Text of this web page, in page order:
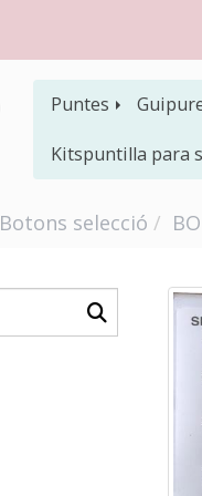
Puntes
Kitspuntilla para
Botons selecció